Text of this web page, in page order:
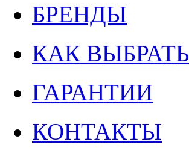
БРЕНДЫ
КАК ВЫБРАТЬ
ГАРАНТИИ
КОНТАКТЫ